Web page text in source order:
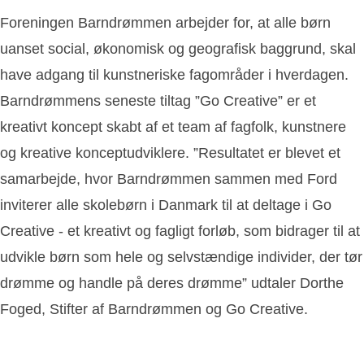
Foreningen Barndrømmen arbejder for, at alle børn
uanset social, økonomisk og geografisk baggrund, skal
have adgang til kunstneriske fagområder i hverdagen.
Barndrømmens seneste tiltag ”Go Creative” er et
kreativt koncept skabt af et team af fagfolk, kunstnere
og kreative konceptudviklere. ”Resultatet er blevet et
samarbejde, hvor Barndrømmen sammen med Ford
inviterer alle skolebørn i Danmark til at deltage i Go
Creative - et kreativt og fagligt forløb, som bidrager til at
udvikle børn som hele og selvstændige individer, der tør
drømme og handle på deres drømme” udtaler Dorthe
Foged, Stifter af Barndrømmen og Go Creative.